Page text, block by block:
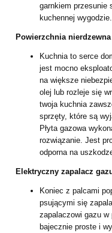
garnkiem przesunie
kuchennej wygodzie.
Powierzchnia nierdzewna
Kuchnia to serce
jest mocno
na większe
olej lub rozleje się
twoja kuchnia
sprzęty, które są
Płyta gazowa
rozwiązanie. Jest
odporna na
Elektryczny zapalacz
Koniec z palcami
psującymi się
zapalaczowi gazu w
bajecznie proste i